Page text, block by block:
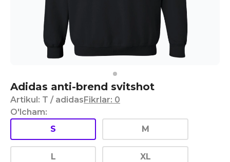
Adidas anti-brend svitshot
Artikul: T / adidasFikrlar: 0
O'lcham:
S
M
L XL